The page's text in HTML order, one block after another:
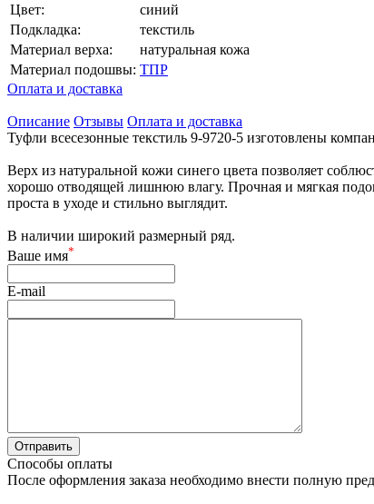
Цвет:
синий
Подкладка:
текстиль
Материал верха:
натуральная кожа
Материал подошвы: ТПР
Оплата и доставка
Описание Отзывы Оплата и доставка
Туфли всесезонные текстиль 9-9720-5 изготовлены
Верх из натуральной кожи синего цвета позволяет
хорошо отводящей лишнюю влагу. Прочная и мягкая
проста в уходе и стильно выглядит.
В наличии широкий размерный ряд.
Ваше имя*
E-mail
Способы оплаты
После оформления заказа необходимо внести полную